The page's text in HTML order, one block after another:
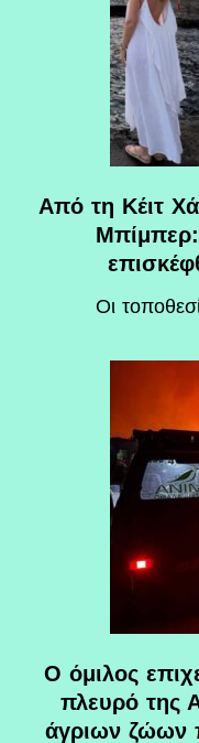
Από τη Κέιτ
Οι
O όμιλος
πλευρό της
άγριων ζώων